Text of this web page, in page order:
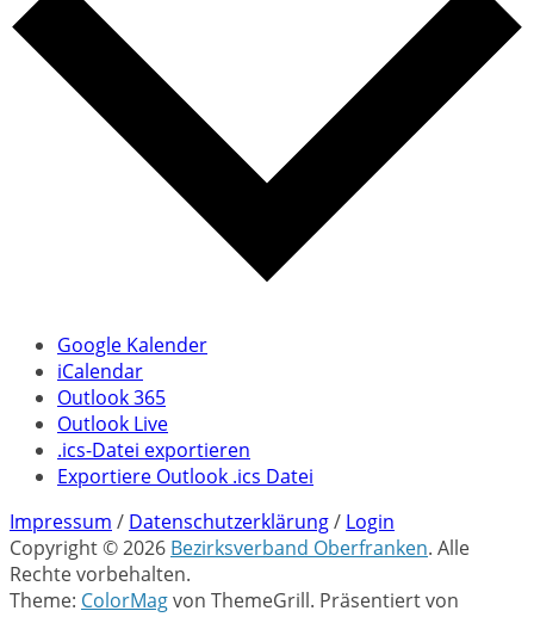
Google Kalender
iCalendar
Outlook 365
Outlook Live
.ics-Datei exportieren
Exportiere Outlook .ics Datei
Impressum / Datenschutzerklärung/ Login
Copyright © 2026 Bezirksverband Oberfranken. Alle
Rechte vorbehalten.
Theme: ColorMagvon ThemeGrill. Präsentiert von